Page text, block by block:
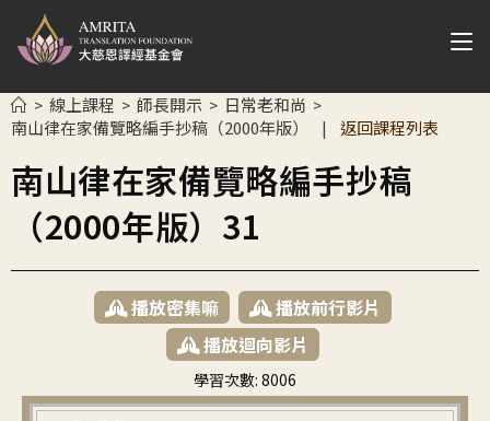
> 線上課程 > 師長開示 > 日常老和尚 >
南山律在家備覽略編手抄稿（2000年版） | 返回課程列表
南山律在家備覽略編手抄稿
（2000年版）31
播放密集嘛
播放前行影片
播放迴向影片
學習次數: 8006
繁中